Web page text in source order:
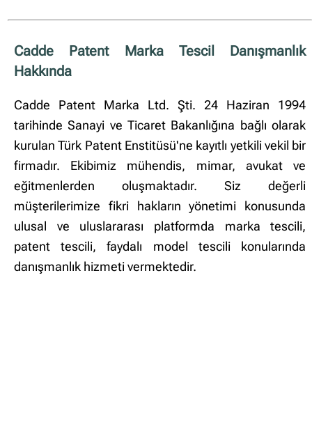
Cadde Patent Marka Tescil Danışmanlık
Hakkında
Cadde Patent Marka Ltd. Şti. 24 Haziran 1994
tarihinde Sanayi ve Ticaret Bakanlığına bağlı olarak
kurulan Türk Patent Enstitüsü'ne kayıtlı yetkili vekil bir
firmadır. Ekibimiz mühendis, mimar, avukat ve
eğitmenlerden oluşmaktadır. Siz değerli
müşterilerimize fikri hakların yönetimi konusunda
ulusal ve uluslararası platformda marka tescili,
patent tescili, faydalı model tescili konularında
danışmanlık hizmeti vermektedir.